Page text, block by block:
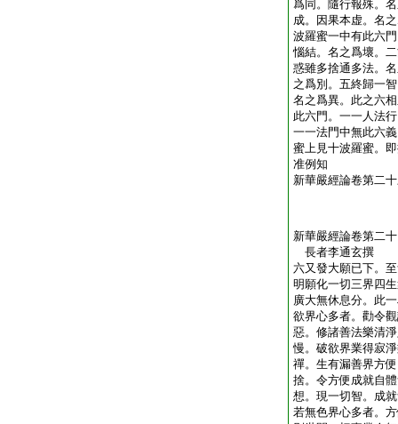
爲同。隨行報殊。
成。因果本虚。名
波羅蜜一中有此六
惱結。名之爲壞。
惑雖多捨通多法。
之爲別。五終歸一
名之爲異。此之六
此六門。一一人法
一一法門中無此六
蜜上見十波羅蜜。
准例知
新華嚴經論卷第二
新華嚴經論卷第二
長者李通玄撰
六又發大願已下。
明願化一切三界四
廣大無休息分。此
欲界心多者。勸令
惡。修諸善法樂清
慢。破欲界業得寂
禪。生有漏善界方
捨。令方便成就自
想。現一切智。成
若無色界心多者。